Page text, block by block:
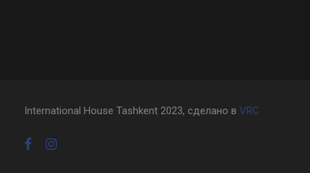
International House Tashkent 2023, сделано в VRC